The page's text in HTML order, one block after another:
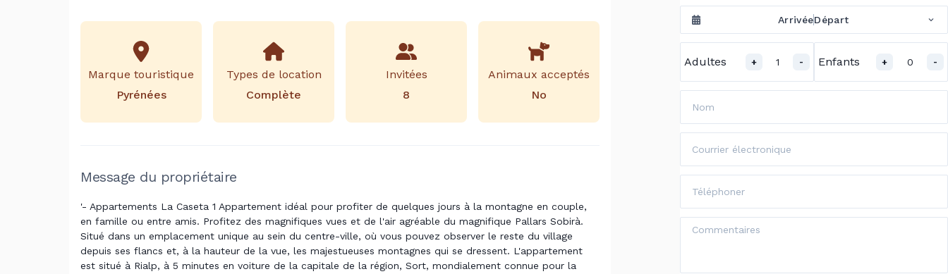
Marque touristique
Pyrénées
Types de location
Complète
Invitées
8
Animaux acceptés
No
Message du propriétaire
'- Appartements La Caseta 1 Appartement idéal pour profiter de quelques jours à la montagne en couple,
en famille ou entre amis. Profitez des magnifiques vues et de l'air agréable du magnifique Pallars Sobirà.
Situé dans un emplacement unique au sein du centre-ville, où vous pouvez observer le reste du village
depuis ses flancs et, à la hauteur de la vue, les majestueuses montagnes qui se dressent. L'appartement
est situé à Rialp, à 5 minutes en voiture de la capitale de la région, Sort, mondialement connue pour la
ArrivéeDépart
Adultes + 1 - Enfants + 0 -